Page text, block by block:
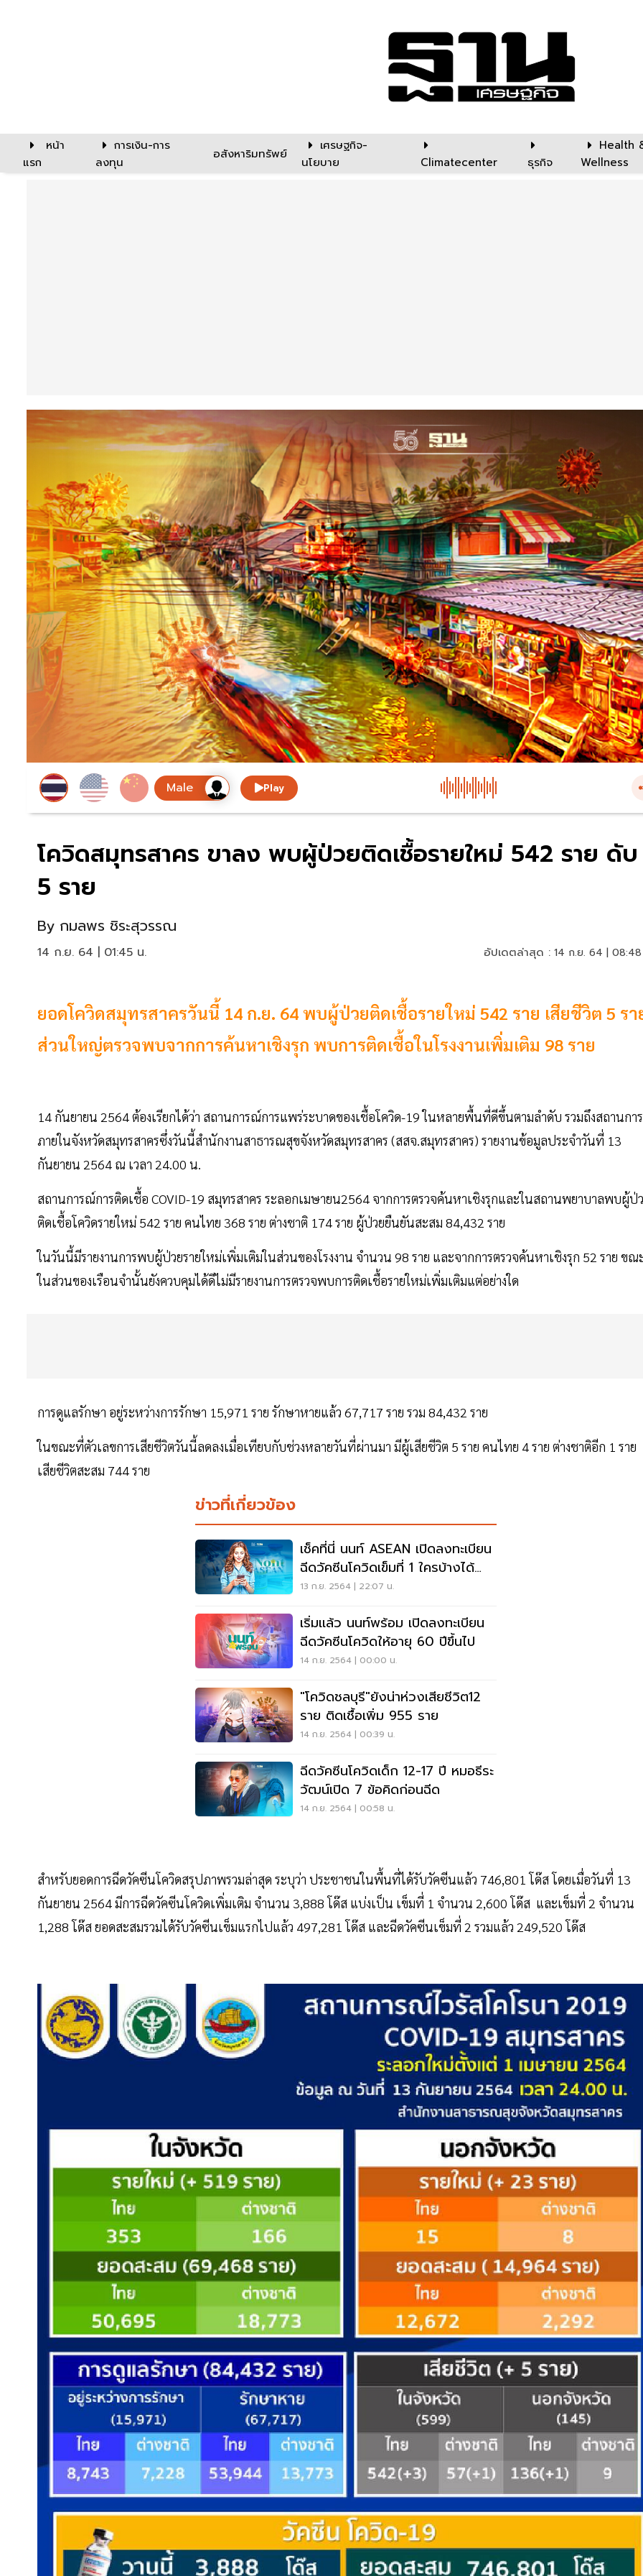
หน้า
แรก
การเงิน-การ
ลงทุน
อสังหาริมทรัพย์
เศรษฐกิจ-
นโยบาย
Climatecenter ธุรกิจ
Health
Wellness
Play
โควิดสมุทรสาคร ขาลง พบผู้ป่วยติดเชื้อรายใหม่ 542 ราย ดับ
5 ราย
By กมลพร ชิระสุวรรณ
14 ก.ย. 64 | 01:45 น. อัปเดตล่าสุด : 14 ก.ย. 64 |
ยอดโควิดสมุทรสาครวันนี้ 14 ก.ย. 64 พบผู้ป่วยติดเชื้อรายใหม่ 542 ราย เสียชีวิต 5 รา
ส่วนใหญ่ตรวจพบจากการค้นหาเชิงรุก พบการติดเชื้อในโรงงานเพิ่มเติม 98 ราย
14 กันยายน 2564 ต้องเรียกได้ว่า สถานการณ์การแพร่ระบาดของเชื้อโควิด-19 ในหลายพื้นที่ดีขึ้นตามลำดับ รวมถึงสถานกา
ภายในจังหวัดสมุทรสาครซึ่งวันนี้สำนักงานสาธารณสุขจังหวัดสมุทรสาคร (สสจ.สมุทรสาคร) รายงานข้อมูลประจำวันที่ 13
กันยายน 2564 ณ เวลา 24.00 น.
สถานการณ์การติดเชื้อ COVID-19 สมุทรสาคร ระลอกเมษายน2564 จากการตรวจค้นหาเชิงรุกและในสถานพยาบาลพบผู้ป่
ติดเชื้อโควิดรายใหม่ 542 ราย คนไทย 368 ราย ต่างชาติ 174 ราย ผู้ป่วยยืนยันสะสม 84,432 ราย
ในวันนี้มีรายงานการพบผู้ป่วยรายใหม่เพิ่มเติมในส่วนของโรงงาน จำนวน 98 ราย และจากการตรวจค้นหาเชิงรุก 52 ราย ข
ในส่วนของเรือนจำนั้นยังควบคุมได้ดีไม่มีรายงานการตรวจพบการติดเชื้อรายใหม่เพิ่มเติมแต่อย่างใด
การดูแลรักษา อยู่ระหว่างการรักษา 15,971 ราย รักษาหายแล้ว 67,717 ราย รวม 84,432 ราย
ในขณะที่ตัวเลขการเสียชีวิตวันนี้ลดลงเมื่อเทียบกับช่วงหลายวันที่ผ่านมา มีผู้เสียชีวิต 5 ราย คนไทย 4 ราย ต่างชาติอีก 1 ราย
เสียชีวิตสะสม 744 ราย
ข่าวที่เกี่ยวข้อง
เช็คที่นี่ นนท์ ASEAN เปิดลงทะเบียน
ฉีดวัคซีนโควิดเข็มที่ 1 ใครบ้างได้
สิทธิ์
13 ก.ย. 2564 | 22:07 น.
เริ่มเเล้ว นนท์พร้อม เปิดลงทะเบียน
ฉีดวัคซีนโควิดให้อายุ 60 ปีขึ้นไป
14 ก.ย. 2564 | 00:00 น.
"โควิดชลบุรี"ยังน่าห่วงเสียชีวิต12
ราย ติดเชื้อเพิ่ม 955 ราย
14 ก.ย. 2564 | 00:39 น.
ฉีดวัคซีนโควิดเด็ก 12-17 ปี หมอธีระ
วัฒน์เปิด 7 ข้อคิดก่อนฉีด
14 ก.ย. 2564 | 00:58 น.
สำหรับยอดการฉีดวัคซีนโควิดสรุปภาพรวมล่าสุด ระบุว่า ประชาชนในพื้นที่ได้รับวัคซีนแล้ว 746,801 โด๊ส โดยเมื่อวันที่ 13
กันยายน 2564 มีการฉีดวัคซีนโควิดเพิ่มเติม จำนวน 3,888 โด๊ส แบ่งเป็น เข็มที่ 1 จำนวน 2,600 โด๊ส และเข็มที่ 2 จำนวน
1,288 โด๊ส ยอดสะสมรวมได้รับวัคซีนเข็มแรกไปแล้ว 497,281 โด๊ส และฉีดวัคซีนเข็มที่ 2 รวมแล้ว 249,520 โด๊ส